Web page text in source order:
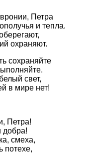
Петра
и тепла.
охраняют.
сохраняйте
свет,
в мире нет!
Петра!
добра!
смеха,
потехе,